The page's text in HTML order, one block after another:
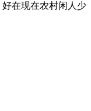
在现在农村闲人少